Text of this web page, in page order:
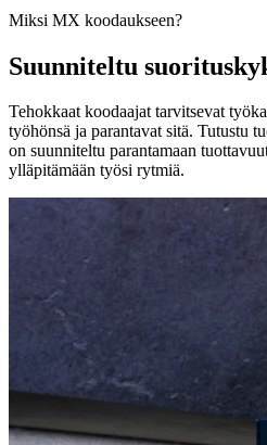
Miksi MX koodaukseen?
Suunniteltu
Tehokkaat koodaajat tarvitsevat
työhönsä ja parantavat sitä. Tutustu
on suunniteltu parantamaan
ylläpitämään työsi rytmiä.